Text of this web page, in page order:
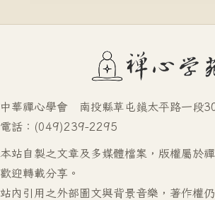
中華禪心學會 南投縣草屯鎮太平路一段
電話：(049)239-2295
本站自製之文章及多媒體檔案，版權屬於禪
歡迎轉載分享。
站內引用之外部圖文與背景音樂，著作權